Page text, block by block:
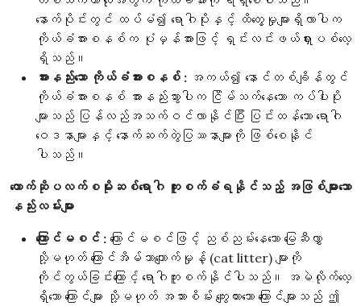
နောက်ပိုင်းတွင် ထပ်မံ၍ ရောဂါပိုးနှင့် ထိတွေ့မှုများရှိလာပါက
ကိုယ်ခံအားစနစ်က ပုံမှန်အားဖြင့် ရှင်းလင်းဖယ်ရှားပစ်လေ့
ရှိသည်။
အားနည်းသော ကိုယ်ခံအားစနစ် : အကယ်၍ နောင်တစ်ချိန်တွင်
ကိုယ်ခံအားစနစ် အားနည်းသွားပါက ငြိမ်သက်နေသော ကပ်ပါးပိုး
များသည် ပြန်လည်အသက်ဝင်လာနိုင်ပြီး ပြင်းထန်သော ရောဂါ
ဝေဒနာများနှင့် နောက်ဆက်တွဲပြဿနာများကို ဖြစ်စေနိုင်
ပါသည်။
တောက်ဆိုပလက်စမိုးဆစ်ရောဂါ ကူးစက်ခံရနိုင်သည့် အဖြစ်များသော
နည်းလမ်းများ
ကြောင်မစင် : ကြောင်မစင်ဖြင့် ညစ်ညမ်းနေသော မြေဆီလွှာ
သို့မဟုတ် ကြောင်အိမ်သာကျောက်မှုန့် (cat litter) များကို
ကိုင်တွယ်ခြင်းကြောင့် ရောဂါကူးစက်နိုင်ပါသည်။ အမဲလိုက်လေ့
ရှိသော ကြောင်များ သို့မဟုတ် အသားစိမ်း ကျွေးထားသော ကြောင်များသည် ဤ